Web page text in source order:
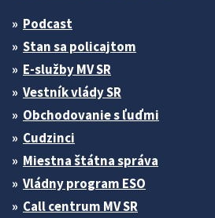
Podcast
Stan sa policajtom
E-služby MV SR
Vestník vlády SR
Obchodovanie s ľuďmi
Cudzinci
Miestna štátna správa
Vládny program ESO
Call centrum MV SR